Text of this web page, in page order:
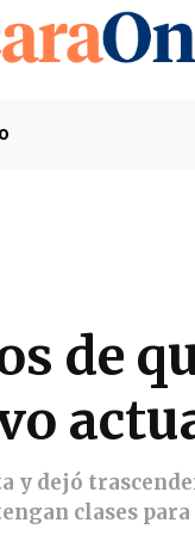
de
dejó
clases